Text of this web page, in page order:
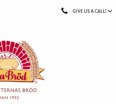
GIVE US A CALL!